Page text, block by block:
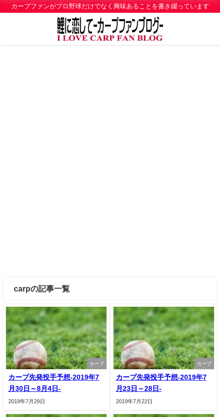
カープファンがプロ野球だけでなく興味あることを書き綴っています
carpの記事一覧
カープ
カープ先発投手予想-2019年7
月30日～8月4日-
2019年7月29日
カープ
カープ先発投手予想-2019年7
月23日～28日-
2019年7月22日